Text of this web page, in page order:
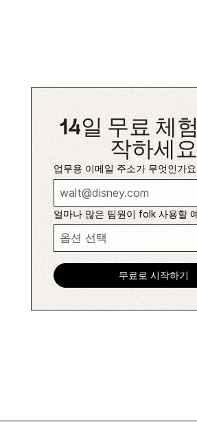
14일 무료 체
작하세요
업무용 이메일 주소가 무엇인가
얼마나 많은 팀원이 folk 사용할